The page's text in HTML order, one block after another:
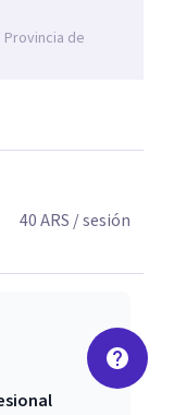
Provincia de
40ARS / sesión